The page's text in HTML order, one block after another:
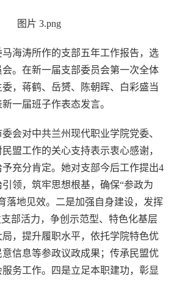
海涛所作的支部五年工作报告，选
。在新一届支部委员会第一次全体
，蒋鹤、岳赟、陈朝晖、白彩盛当
一届班子作表态发言。
会对中共兰州现代职业学院党委、
盟工作的关心支持表示衷心感谢，
充分肯定。她对支部今后工作提出4
领，筑牢思想根基，确保“参政为
落地见效。二是加强自身建设，发挥
部活力，争创示范型、特色化基层
，提升履职水平，依托学院特色优
信息等参政议政成果；传承民盟优
务工作。四是立足本职建功，彰显